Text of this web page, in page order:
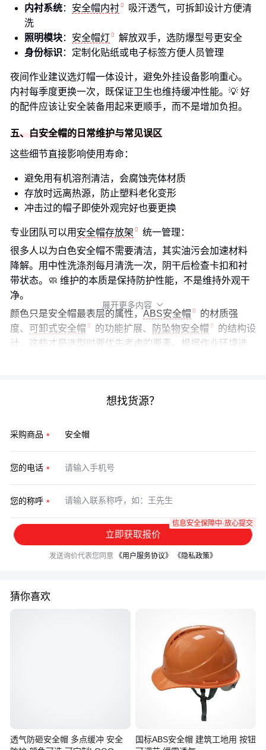
内衬系统： 安全帽内衬
吸汗透气，可拆卸设计方便清
洗
照明模块： 安全帽灯
解放双手，选防爆型号更安全
身份标识 ：定制化贴纸或电子标签方便人员管理
夜间作业建议选灯帽一体设计，避免外挂设备影响重心。
内衬每季度更换一次，既保证卫生也维持缓冲性能。💡 好
的配件应该让安全装备用起来更顺手，而不是增加负担。
五、白安全帽的日常维护与常见误区
这些细节直接影响使用寿命：
避免用有机溶剂清洁，会腐蚀壳体材质
存放时远离热源，防止塑料老化变形
冲击过的帽子即使外观完好也要更换
专业团队可以用 安全帽存放架
统一管理：
很多人以为白色安全帽不需要清洁，其实油污会加速材料
降解。用中性洗涤剂每月清洗一次，阴干后检查卡扣和衬
带状态。🧼 维护的本质是保持防护性能，不是维持外观干
净。
颜色只是安全帽最表层的属性， ABS安全帽
的材质强
度、 可卸式安全帽 的功能扩展、 防坠物安全帽
的结构设
计，这些才是选型时要优先考虑的要素。根据作业环境选
展开更多内容 
想找货源？
采购商品
您的电话
您的称呼
立即获取报价
信息安全保障中·放心提交
发送询价代表您同意 《用户服务协议》 《隐私政策》
猜你喜欢
透气防砸安全帽 多点缓冲 安全
国标ABS安全帽 建筑工地用 按钮